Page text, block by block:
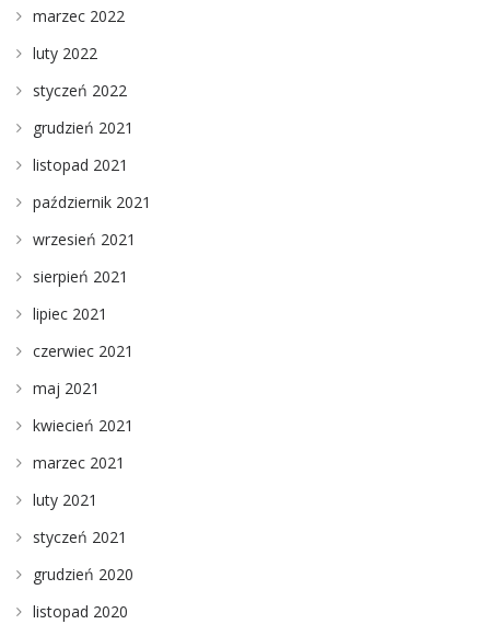
marzec 2022
luty 2022
styczeń 2022
grudzień 2021
listopad 2021
październik 2021
wrzesień 2021
sierpień 2021
lipiec 2021
czerwiec 2021
maj 2021
kwiecień 2021
marzec 2021
luty 2021
styczeń 2021
grudzień 2020
listopad 2020